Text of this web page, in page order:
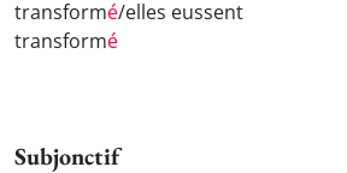
transformé/elles eussent
transformé
Subjonctif